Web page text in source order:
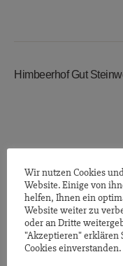
Himbeerhof Gut
Gutsverwaltung
Wir nutzen Cookies
Website. Einige von
helfen, Ihnen ein
Website weiter zu
oder an Dritte
"Akzeptieren" erklären
Cookies einverstanden.